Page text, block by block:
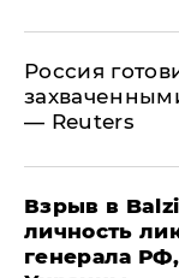
​Россия
— Reuters
​Взрыв в
личность
генерала